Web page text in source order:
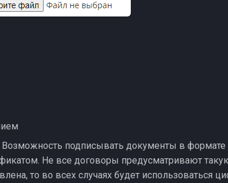
Возможность подписывать документы в
Не все договоры предусматривают
то во всех случаях будет использоваться